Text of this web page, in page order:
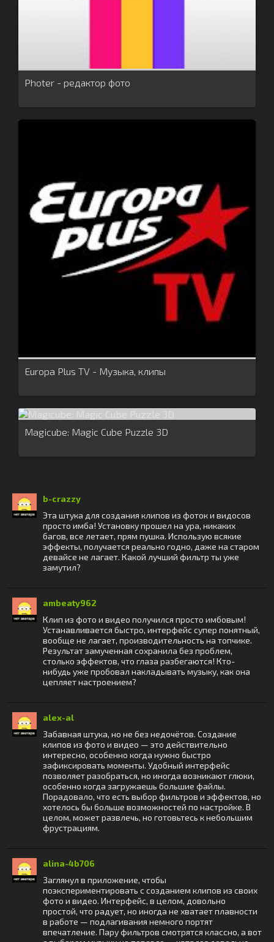
Photer - редактор фото
Europa Plus TV - Музыка, клипы
Magicube: Magic Cube Puzzle 3D
b-crazzy
Эта штука для создания клипов из фоток и видосов
просто имба! Установку прошел на ура, никаких
багов, все летает, прям пушка. Использую всякие
эффекты, получается реально годно, даже на старом
девайсе не лагает. Какой лучший фильтр ты уже
замутил?
ambeaty962
Клип из фото и видео получился просто имбовым!
Устанавливается быстро, интерфейс супер понятный,
вообще не лагает, производительность на топчике.
Результат замученная сохранила без проблем,
столько эффектов, что глаза разбегаются! Кто-
нибудь уже пробовал накладывать музыку, как она
цепляет настроением?
alex-al
Забавная штука, но не без недочётов. Создание
клипов из фото и видео — это действительно
интересно, особенно когда нужно быстро
зафиксировать моменты. Удобный интерфейс
позволяет разобраться, но иногда возникают глюки,
особенно когда загружаешь большие файлы.
Порадовало, что есть выбор фильтров и эффектов, но
хотелось бы больше возможностей по настройке. В
целом, может развлечь, но готовьтесь к небольшим
фрустрациям.
alina-4b706
Заглянул в приложение, чтобы
поэкспериментировать с созданием клипов из своих
фото и видео. Интерфейс, в целом, довольно
простой, что радует, но иногда не хватает плавности
в работе — подлагивания немного портят
впечатление. Пару фильтров смотрятся классно, а вот